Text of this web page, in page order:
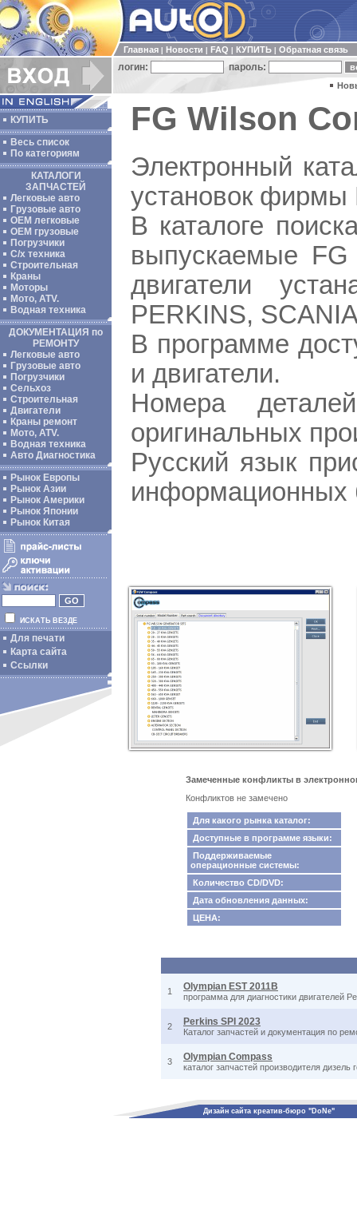
Главная Новости FAQ КУПИТЬ Обратная связь
логин: пароль:
КУПИТЬ
Весь список
По категориям
КАТАЛОГИ
ЗАПЧАСТЕЙ
Легковые авто
Грузовые авто
ОЕМ легковые
OEM грузовые
Погрузчики
С/х техника
Строительная
Краны
Моторы
Мото, ATV.
Водная техника
ДОКУМЕНТАЦИЯ по
РЕМОНТУ
Легковые авто
Грузовые авто
Погрузчики
Сельхоз
Строительная
Двигатели
Краны ремонт
Мото, ATV.
Водная техника
Авто Диагностика
Рынок Европы
Рынок Азии
Рынок Америки
Рынок Японии
Рынок Китая
ИСКАТЬ ВЕЗДЕ
Для печати
Карта сайта
Ссылки
FG Wilson
Электронный
установок фирмы
В каталоге
выпускаемые
двигатели
PERKINS,
В программе
и двигатели.
Номера
оригинальных
Русский язык
информационных
Замеченные конфликты в
Конфликтов не замечено
Для какого рынка каталог:
Доступные в программе языки:
Поддерживаемые
операционные системы:
Количество CD/DVD:
Дата обновления данных:
ЦЕНА:
1 Olympian EST 2011B
программа для диагностики двигателей
2 Perkins SPI 2023
Каталог запчастей и документация по
3 Olympian Compass
каталог запчастей производителя дизель
Дизайн сайта креатив-бюро "DoNe"